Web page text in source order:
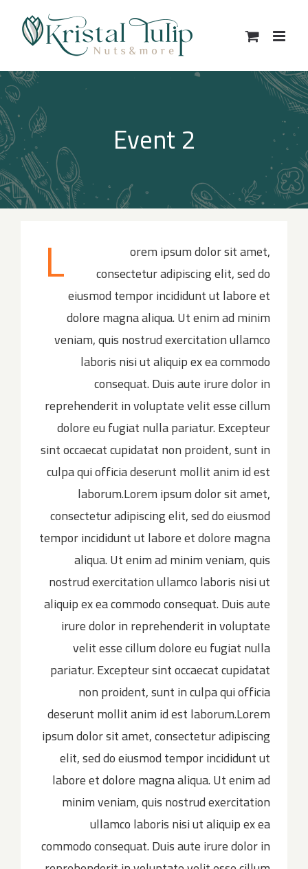
Event 2
L
orem ipsum dolor sit amet,
consectetur adipiscing elit, sed do
eiusmod tempor incididunt ut labore et
dolore magna aliqua. Ut enim ad minim
veniam, quis nostrud exercitation ullamco
laboris nisi ut aliquip ex ea commodo
consequat. Duis aute irure dolor in
reprehenderit in voluptate velit esse cillum
dolore eu fugiat nulla pariatur. Excepteur
sint occaecat cupidatat non proident, sunt in
culpa qui officia deserunt mollit anim id est
laborum.Lorem ipsum dolor sit amet,
consectetur adipiscing elit, sed do eiusmod
tempor incididunt ut labore et dolore magna
aliqua. Ut enim ad minim veniam, quis
nostrud exercitation ullamco laboris nisi ut
aliquip ex ea commodo consequat. Duis aute
irure dolor in reprehenderit in voluptate
velit esse cillum dolore eu fugiat nulla
pariatur. Excepteur sint occaecat cupidatat
non proident, sunt in culpa qui officia
deserunt mollit anim id est laborum.Lorem
ipsum dolor sit amet, consectetur adipiscing
elit, sed do eiusmod tempor incididunt ut
labore et dolore magna aliqua. Ut enim ad
minim veniam, quis nostrud exercitation
ullamco laboris nisi ut aliquip ex ea
commodo consequat. Duis aute irure dolor in